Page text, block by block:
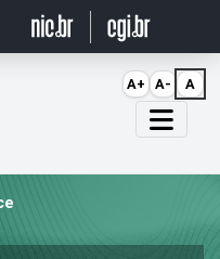
A+ A- A